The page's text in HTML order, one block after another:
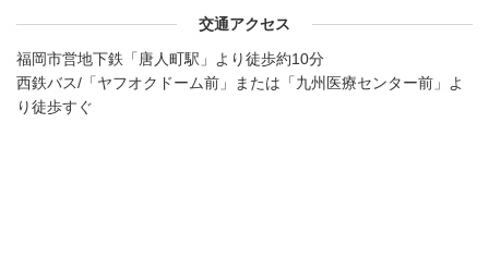
交通アクセス
福岡市営地下鉄「唐人町駅」より徒歩約10分
西鉄バス/「ヤフオクドーム前」または「九州医療センター前」よ
り徒歩すぐ